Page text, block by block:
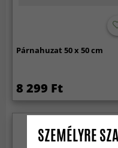
Párnahuzat 50 x 50 cm
8 299 Ft
SZEMÉLYRE